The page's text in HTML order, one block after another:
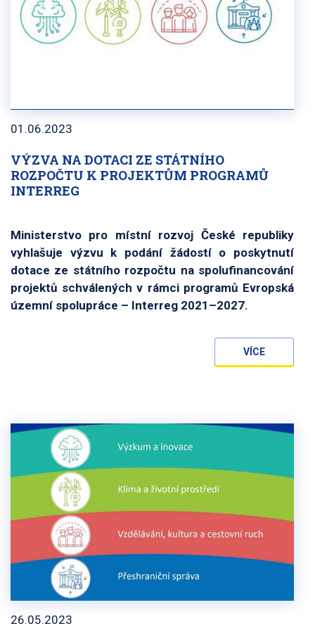
VÝZVA NA DOTACI ZE STÁTNÍHO
ROZPOČTU K PROJEKTŮM PROGRAMŮ
INTERREG
01.06.2023
Ministerstvo pro místní rozvoj České republiky
vyhlašuje výzvu k podání žádostí o poskytnutí
dotace ze státního rozpočtu na spolufinancování
projektů schválených v rámci programů Evropská
územní spolupráce – Interreg 2021–2027.
VÍCE
26.05.2023